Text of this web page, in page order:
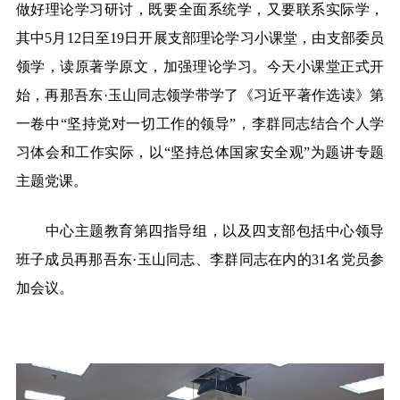
做好理论学习研讨， 既要全面系统学，又要联系实际学，
其中5月12日至19日开展支部理论学习小课堂，由支部委员
领学，读原著学原文，加强理论学习。今天小课堂正式开
始，再那吾东·玉山同志领学带学了《习近平著作选读》第
一卷中“坚持党对一切工作的领导”，李群同志结合个人学
习体会和工作实际，以“坚持总体国家安全观”为题讲专题
主题党课。
中心主题教育第四指导组，以及四支部包括中心领导
班子成员再那吾东·玉山同志、李群同志在内的31名党员参
加会议。